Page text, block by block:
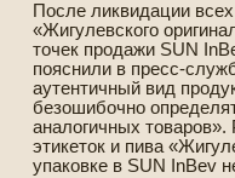
После ликвидации
«Жигулевского
точек продажи SUN
пояснили в пресс-
аутентичный вид
безошибочно
аналогичных
этикеток и пива
упаковке в SUN InBev